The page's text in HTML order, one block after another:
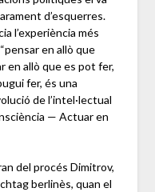
d’esquerres.
l’experiència més
en allò que
en allò que es pot fer,
fer, és una
de l’intel·lectual
— Actuar en
del procés Dimitrov,
berlinès, quan el